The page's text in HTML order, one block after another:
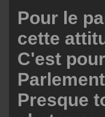
Pour le
cette
C'est
Presque